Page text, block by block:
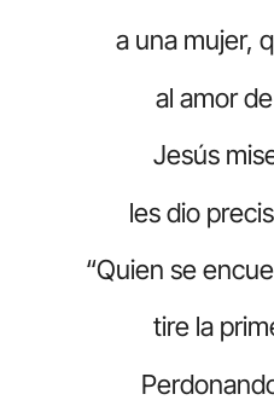
a una mujer,
al amor
Jesús
les dio
“Quien se
tire la